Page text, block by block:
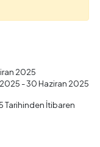
2025
2025 - 30 Haziran 2025
Tarihinden İtibaren